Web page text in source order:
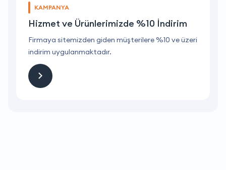
KAMPANYA
Hizmet ve Ürünlerimizde %10 İndirim
Firmaya sitemizden giden müşterilere %10 ve üzeri
indirim uygulanmaktadır.